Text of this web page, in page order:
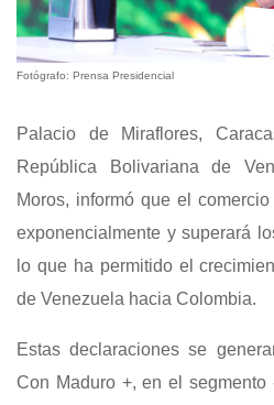
Fotógrafo: Prensa Presidencial
Palacio de Miraflores,
República Bolivariana de
Moros, informó que el
exponencialmente y superará
lo que ha permitido el
de Venezuela hacia Colombia.
Estas declaraciones se
Con Maduro +, en el